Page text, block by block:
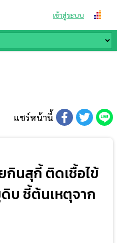
เข้าสู่ระบบ
แชร์หน้านี้
กินสุกี้ ติดเชื้อไข้
บ ชี้ต้นเหตุจาก